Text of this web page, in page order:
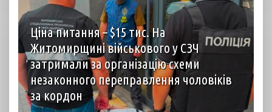
Ціна питання – $15 тис. На
Житомирщині військового у СЗЧ
затримали за організацію схеми
незаконного переправлення чоловіків
за кордон